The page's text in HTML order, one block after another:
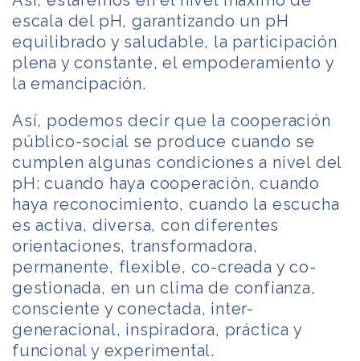
escala del pH, garantizando un pH
equilibrado y saludable, la participación
plena y constante, el empoderamiento y
la emancipación.
Así, podemos decir que la cooperación
público-social se produce cuando se
cumplen algunas condiciones a nivel del
pH: cuando haya cooperación, cuando
haya reconocimiento, cuando la escucha
es activa, diversa, con diferentes
orientaciones, transformadora,
permanente, flexible, co-creada y co-
gestionada, en un clima de confianza,
consciente y conectada, inter-
generacional, inspiradora, práctica y
funcional y experimental.